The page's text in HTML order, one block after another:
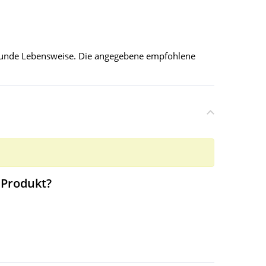
Lebensweise. Die angegebene empfohlene